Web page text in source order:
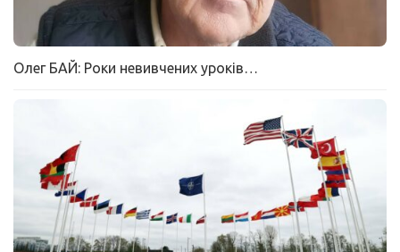
Олег БАЙ: Роки невивчених уроків…